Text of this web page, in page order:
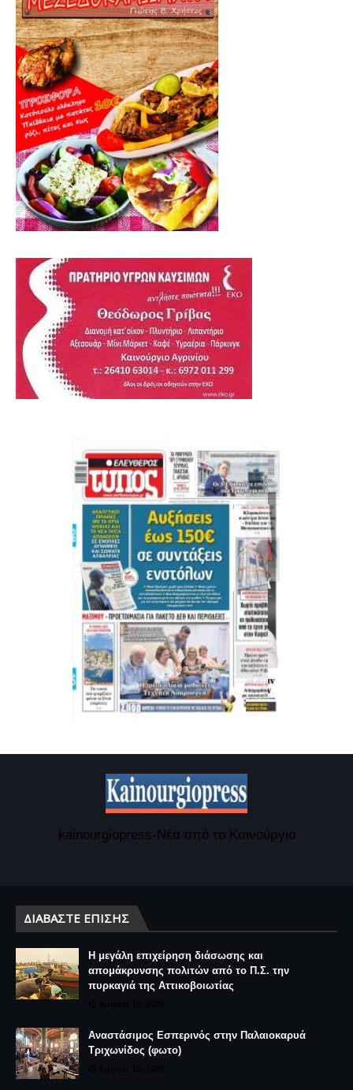
kainourgiopress-Νέα από το Καινούργιο
ΔΙΑΒΆΣΤΕ ΕΠΊΣΗΣ
Η μεγάλη επιχείρηση διάσωσης και
απομάκρυνσης πολιτών από το Π.Σ. την
πυρκαγιά της Αττικοβοιωτίας
Αναστάσιμος Εσπερινός στην Παλαιοκαρυά
Τριχωνίδος (φωτο)